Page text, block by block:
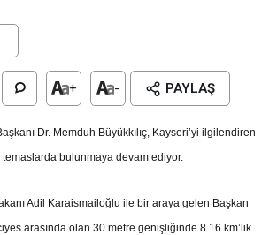
+ - PAYLAŞ
Dr. Memduh Büyükkılıç, Kayseri’yi ilgilendiren
bulunmaya devam ediyor.
Adil Karaismailoğlu ile bir araya gelen Başkan
arasında olan 30 metre genişliğinde 8.16 km’lik